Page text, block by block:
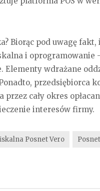
Biorąc pod uwagę
i oprogramowanie
Elementy wdrażane
przedsiębiorca
przez cały okres
interesów firmy.
Posnet Vero Posnet